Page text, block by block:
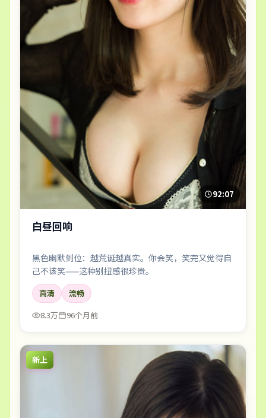
92:07
白昼回响
黑色幽默到位：越荒诞越真实。你会笑，笑完又觉得自
己不该笑——这种别扭感很珍贵。
高清
流畅
8.3万
96个月前
新上